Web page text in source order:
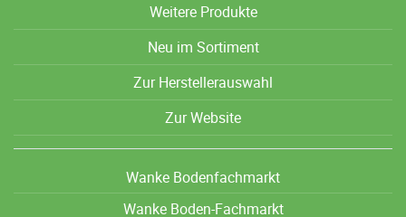
Weitere Produkte
Neu im Sortiment
Zur Herstellerauswahl
Zur Website
Wanke Bodenfachmarkt
Wanke Boden-Fachmarkt